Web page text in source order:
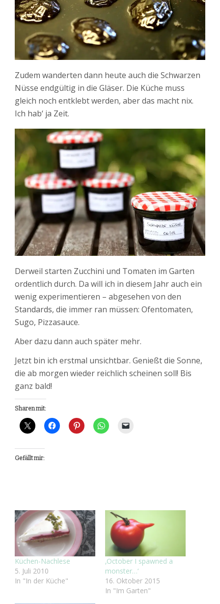
Zudem wanderten dann heute auch die Schwarzen
Nüsse endgültig in die Gläser. Die Küche muss
gleich noch entklebt werden, aber das macht nix.
Ich hab‘ ja Zeit.
Derweil starten Zucchini und Tomaten im Garten
ordentlich durch. Da will ich in diesem Jahr auch ein
wenig experimentieren – abgesehen von den
Standards, die immer ran müssen: Ofentomaten,
Sugo, Pizzasauce.
Aber dazu dann auch später mehr.
Jetzt bin ich erstmal unsichtbar. Genießt die Sonne,
die ab morgen wieder reichlich scheinen soll! Bis
ganz bald!
Sharen mit:
Gefällt mir:
Küchen-Nachlese
5. Juli 2010
In "In der Küche"
‚October I spawned a
monster…‘
16. Oktober 2015
In "Im Garten"